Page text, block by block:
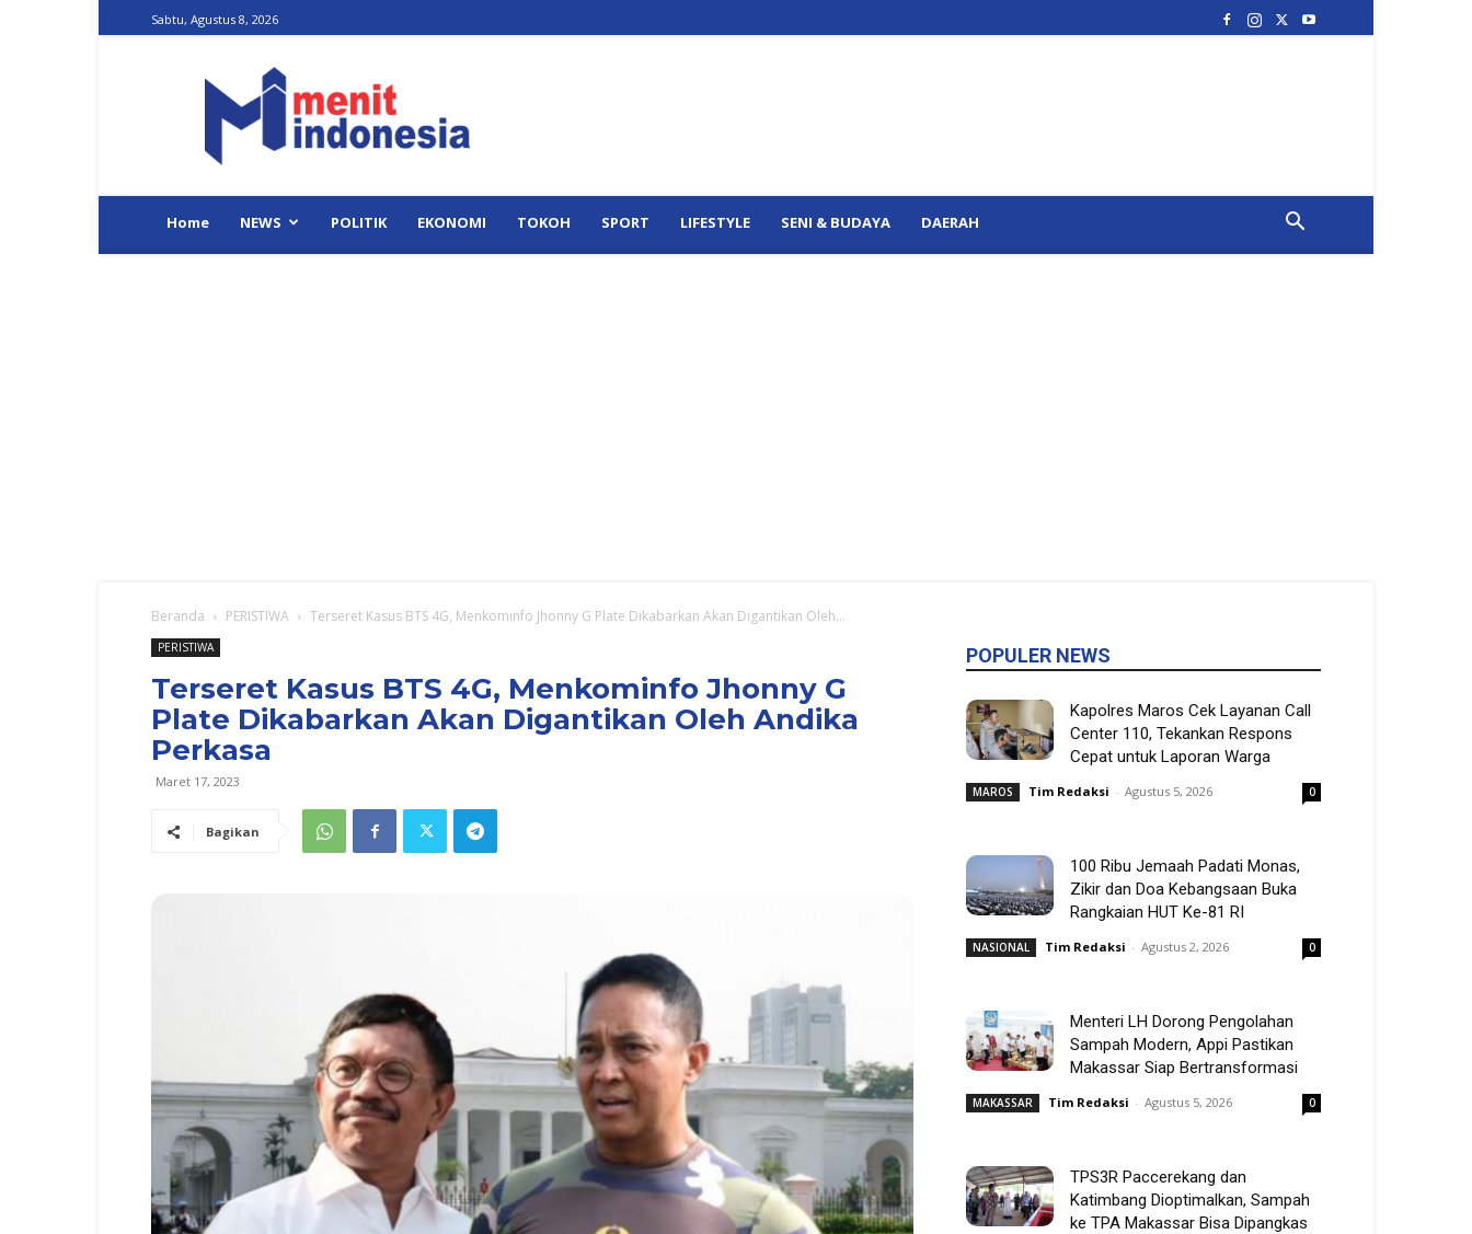
Sabtu, Agustus 8, 2026
Indonesia
Home NEWS POLITIK EKONOMI TOKOH SPORT LIFESTYLE SENI & BUDAYA DAERAH
Beranda PERISTIWA Terseret Kasus BTS 4G, Menkominfo Jhonny G Plate Dikabarkan Akan Digantikan Oleh...
PERISTIWA
Terseret Kasus BTS 4G, Menkominfo Jhonny G
Plate Dikabarkan Akan Digantikan Oleh Andika
Perkasa
Maret 17, 2023
Bagikan
POPULER NEWS
Kapolres Maros Cek Layanan Call
Center 110, Tekankan Respons
Cepat untuk Laporan Warga
MAROS Tim Redaksi - Agustus 5, 2026 0
100 Ribu Jemaah Padati Monas,
Zikir dan Doa Kebangsaan Buka
Rangkaian HUT Ke-81 RI
NASIONAL Tim Redaksi - Agustus 2, 2026 0
Menteri LH Dorong Pengolahan
Sampah Modern, Appi Pastikan
Makassar Siap Bertransformasi
MAKASSAR Tim Redaksi - Agustus 5, 2026 0
TPS3R Paccerekang dan
Katimbang Dioptimalkan, Sampah
ke TPA Makassar Bisa Dipangkas